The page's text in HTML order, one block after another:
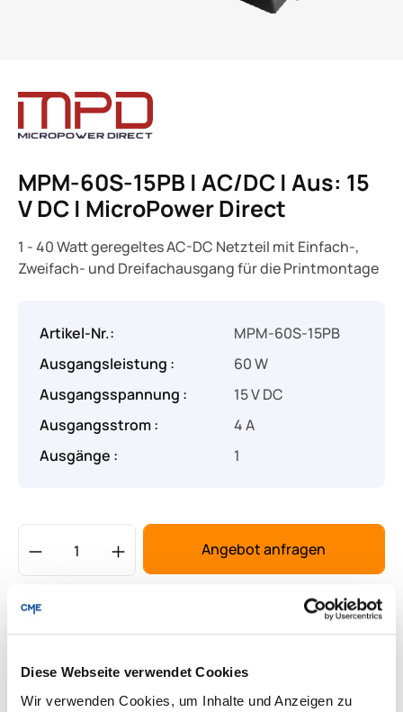
Diese Webseite verwendet Cookies
Wir verwenden Cookies, um Inhalte und Anzeigen zu
MPM-60S-15PB | AC/DC | Aus: 15
V DC | MicroPower Direct
1 - 40 Watt geregeltes AC-DC Netzteil mit Einfach-,
Zweifach- und Dreifachausgang für die Printmontage
Lieferung & Rücksendungen
Per E-mail versenden
Artikel-Nr.:
MPM-60S-15PB
Ausgangsleistung :
60 W
Ausgangsspannung :
15 V DC
Ausgangsstrom :
4 A
Ausgänge :
1
Produkt Anzahl: Gib den gewünschten
Angebot anfragen